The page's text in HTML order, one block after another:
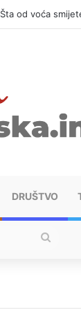
Šta od voća
DRUŠTVO